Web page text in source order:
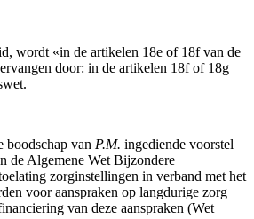
wordt «in de artikelen 18e of 18f van de
door: in de artikelen 18f of 18g
van P.M. ingediende voorstel
de Algemene Wet Bijzondere
zorginstellingen in verband met het
voor aanspraken op langdurige zorg
van deze aanspraken (Wet